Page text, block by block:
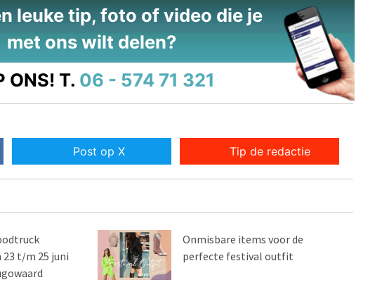
leuke tip, foto of video die je
met ons wilt delen?
ONS! T. 06 - 574 71 321
Post op X Tip de redactie
t/m 25 juni
Onmisbare items voor de
perfecte festival outfit